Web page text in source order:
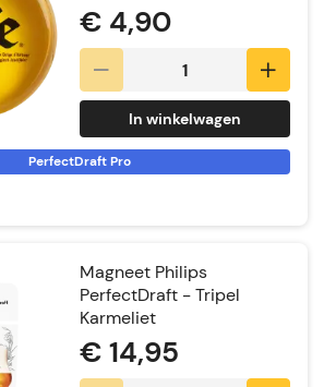
€ 4,90
In winkelwagen
PerfectDraft Pro
Magneet Philips
PerfectDraft - Tripel
Karmeliet
€ 14,95